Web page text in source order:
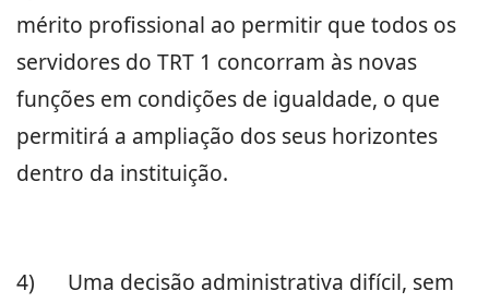
mérito profissional ao permitir que todos os
servidores do TRT 1 concorram às novas
funções em condições de igualdade, o que
permitirá a ampliação dos seus horizontes
dentro da instituição.
4) Uma decisão administrativa difícil, sem